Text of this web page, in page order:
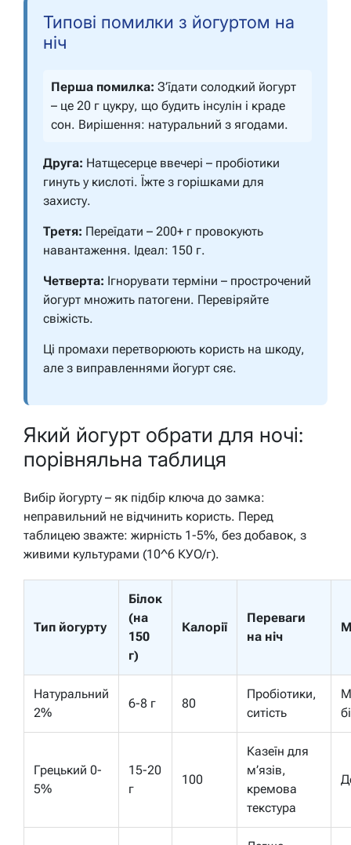
Типові помилки з йогуртом на
ніч
Перша помилка: З’їдати солодкий йогурт
– це 20 г цукру, що будить інсулін і краде
сон. Вирішення: натуральний з ягодами.
Друга: Натщесерце ввечері – пробіотики
гинуть у кислоті. Їжте з горішками для
захисту.
Третя: Переїдати – 200+ г провокують
навантаження. Ідеал: 150 г.
Четверта: Ігнорувати терміни – прострочений
йогурт множить патогени. Перевіряйте
свіжість.
Ці промахи перетворюють користь на шкоду,
але з виправленнями йогурт сяє.
Який йогурт обрати для ночі:
порівняльна таблиця
Вибір йогурту – як підбір ключа до замка:
неправильний не відчинить користь. Перед
таблицею зважте: жирність 1-5%, без добавок, з
живими культурами (10^6 КУО/г).
Тип йогурту
Білок
(на
150
г)
Калорії
Переваги
на ніч
Натуральний
2%
6-8 г 80
Пробіотики,
ситість
Грецький 0-
5%
15-20
г
100
Казеїн для
м’язів,
кремова
текстура